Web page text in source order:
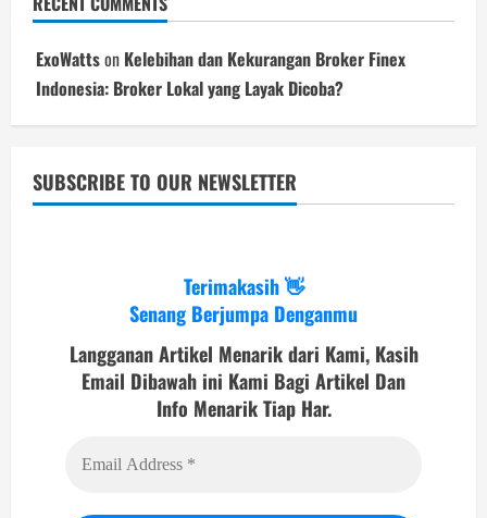
ExoWattson Kelebihan dan Kekurangan Broker Finex
Indonesia: Broker Lokal yang Layak Dicoba?
SUBSCRIBE TO OUR NEWSLETTER
Terimakasih 👋
Senang Berjumpa Denganmu
Langganan Artikel Menarik dari Kami, Kasih
Email Dibawah ini Kami Bagi Artikel Dan
Info Menarik Tiap Har.